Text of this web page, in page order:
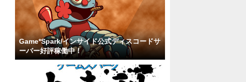
Game*Spark/インサイド公式ディスコードサ
ーバー好評稼働中！